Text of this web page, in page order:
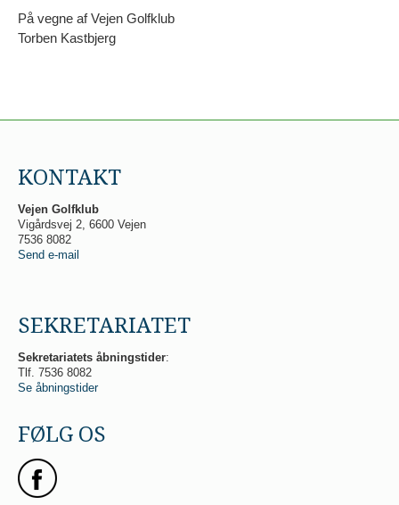
På vegne af Vejen Golfklub
Torben Kastbjerg
KONTAKT
Vejen Golfklub
Vigårdsvej 2, 6600 Vejen
7536 8082
Send e-mail
SEKRETARIATET
Sekretariatets åbningstider:
Tlf. 7536 8082
Se åbningstider
FØLG OS